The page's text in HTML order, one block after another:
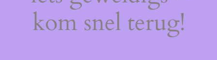
kom snel terug!